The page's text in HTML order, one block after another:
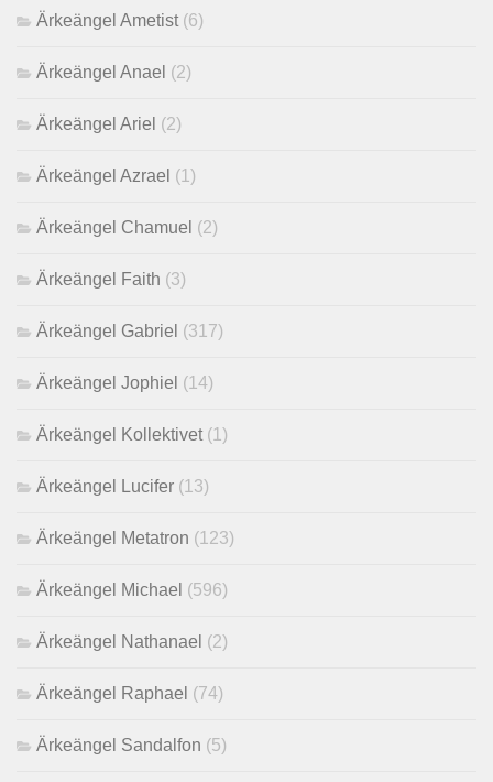
Ärkeängel Ametist (6)
Ärkeängel Anael (2)
Ärkeängel Ariel (2)
Ärkeängel Azrael (1)
Ärkeängel Chamuel (2)
Ärkeängel Faith (3)
Ärkeängel Gabriel (317)
Ärkeängel Jophiel (14)
Ärkeängel Kollektivet (1)
Ärkeängel Lucifer (13)
Ärkeängel Metatron (123)
Ärkeängel Michael (596)
Ärkeängel Nathanael (2)
Ärkeängel Raphael (74)
Ärkeängel Sandalfon (5)